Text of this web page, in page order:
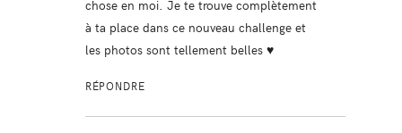
chose en moi. Je te trouve complètement
à ta place dans ce nouveau challenge et
les photos sont tellement belles ♥
RÉPONDRE